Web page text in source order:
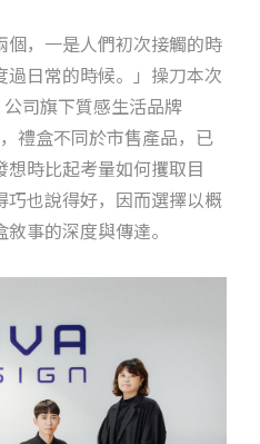
個，一是人們初次接觸的時
日常的時候。」操刀本次
司旗下質感生活品牌
禮盒不同於市售產品，已
時比起考量如何攫取目
也說得好，因而選擇以概
事的深度與傳達。